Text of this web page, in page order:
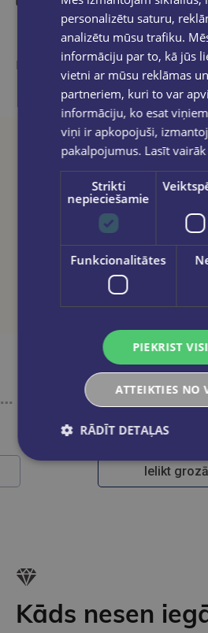
Līdzīgas preces
Ieskaties, varbūt noder
Zvaigžņu ielas simfonija. Imants Kalniņš
MARGARITA
€29.95
Ielikt grozā
Kāds nesen
personalizētu saturu,
analizētu mūsu trafiku.
informāciju par to, kā jūs
vietni ar mūsu reklāmas
partneriem, kuri to var
informāciju, ko esat
viņi ir apkopojuši,
pakalpojumus. Lasīt vairāk
Strikti
nepieciešamie
Funkcionalitātes
PIEKRIST
ATTEIKTIES NO
RĀDĪT DETAĻAS